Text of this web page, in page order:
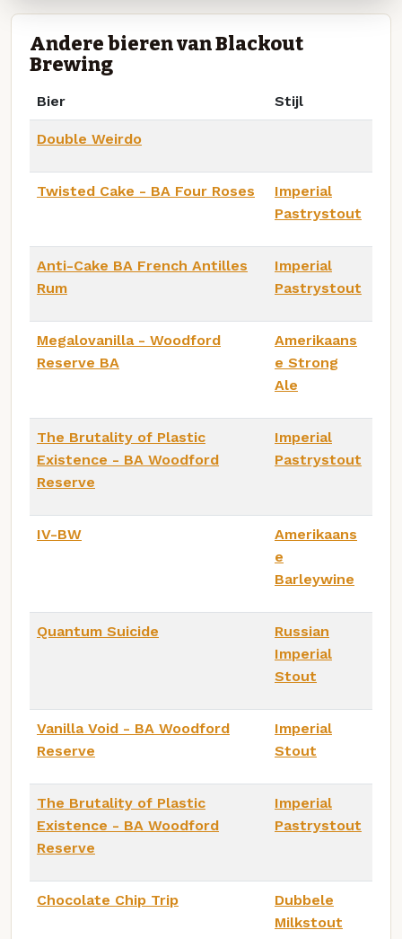
Andere bieren van Blackout
Brewing
Bier Stijl
Double Weirdo
Twisted Cake - BA Four Roses
Imperial
Pastrystout
Anti-Cake BA French Antilles
Rum
Imperial
Pastrystout
Megalovanilla - Woodford
Reserve BA
Amerikaans
e Strong
Ale
The Brutality of Plastic
Existence - BA Woodford
Reserve
Imperial
Pastrystout
IV-BW
Amerikaans
e
Barleywine
Quantum Suicide
Russian
Imperial
Stout
Vanilla Void - BA Woodford
Reserve
Imperial
Stout
The Brutality of Plastic
Existence - BA Woodford
Reserve
Imperial
Pastrystout
Chocolate Chip Trip
Dubbele
Milkstout